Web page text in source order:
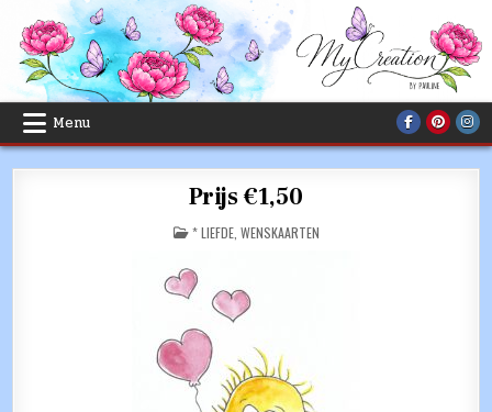
content
Menu
Prijs €1,50
POSTED
IN
* LIEFDE, WENSKAARTEN